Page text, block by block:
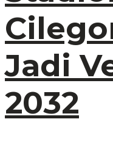
Jadi
2032